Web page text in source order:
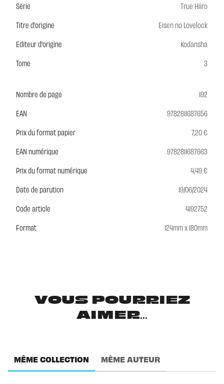
Série
True Hiiro
Titre d'origine
Eisen no Lovelock
Editeur d'origine
Kodansha
Tome
3
Nombre de page
192
EAN
9782811687656
Prix du format papier
7,20 €
EAN numérique
9782811687663
Prix du format numérique
4,49 €
Date de parution
19/06/2024
Code article
4192752
Format
124mm x 180mm
VOUS POURRIEZ
AIMER...
MÊME COLLECTION MÊME AUTEUR